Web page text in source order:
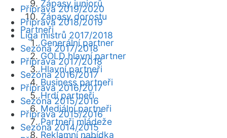
Zápasy juniorů
Zápasy dorostu
Partneři
Generální partner
GOLD hlavní partner
Hlavní partneři
Business partneři
Hrdí partneři
Mediální partneři
Partneři mládeže
Reklamní nabídka
Příprava 2019/2020
Příprava 2018/2019
Liga mistrů 2017/2018
Sezóna 2017/2018
Příprava 2017/2018
Sezóna 2016/2017
Příprava 2016/2017
Sezóna 2015/2016
Příprava 2015/2016
Sezóna 2014/2015